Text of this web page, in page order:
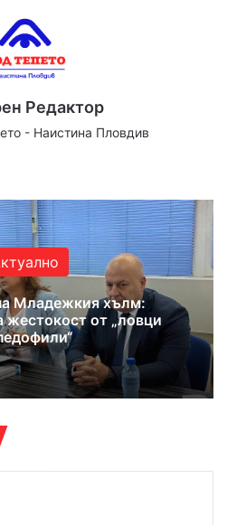
Редактор
- Наистина Пловдив
Младежкия хълм:
жестокост от „ловци